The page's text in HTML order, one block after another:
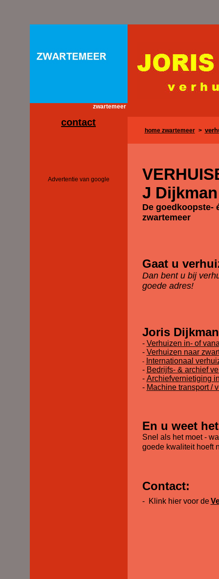
zwartemeer
contact
Advertentie van google
home zwartemeer >
J Dijkman
De goedkoopste-
zwartemeer
Gaat u
Dan bent u bij
goede adres!
Joris
- Verhuizen in- of
- Verhuizen naar
- Internationaal
- Bedrijfs- & archief
- Archiefvernietiging
- Machine transport /
En u weet
Snel als het moet -
goede kwaliteit hoeft
Contact:
- Klink hier voor de